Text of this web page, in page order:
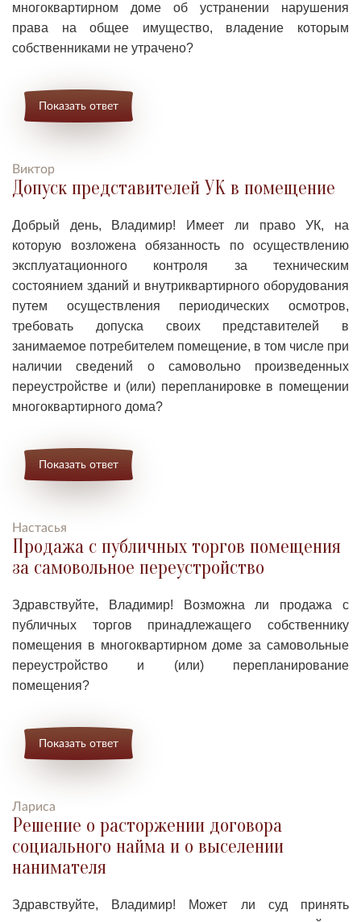
многоквартирном доме об устранении нарушения
права на общее имущество, владение которым
собственниками не утрачено?
Показать ответ
Виктор
Допуск представителей УК в помещение
Добрый день, Владимир! Имеет ли право УК, на
которую возложена обязанность по осуществлению
эксплуатационного контроля за техническим
состоянием зданий и внутриквартирного оборудования
путем осуществления периодических осмотров,
требовать допуска своих представителей в
занимаемое потребителем помещение, в том числе при
наличии сведений о самовольно произведенных
переустройстве и (или) перепланировке в помещении
многоквартирного дома?
Показать ответ
Настасья
Продажа с публичных торгов помещения
за самовольное переустройство
Здравствуйте, Владимир! Возможна ли продажа с
публичных торгов принадлежащего собственнику
помещения в многоквартирном доме за самовольные
переустройство и (или) перепланирование
помещения?
Показать ответ
Лариса
Решение о расторжении договора
социального найма и о выселении
нанимателя
Здравствуйте, Владимир! Может ли суд принять